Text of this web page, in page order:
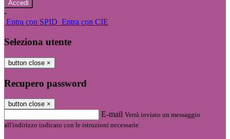
-
Entra con SPID Entra con CIE
Seleziona utente
button close ×
Recupero password
button close ×
E-mail Verrà inviato un messaggio
all'indirizzo indicato con le istruzioni necessarie.